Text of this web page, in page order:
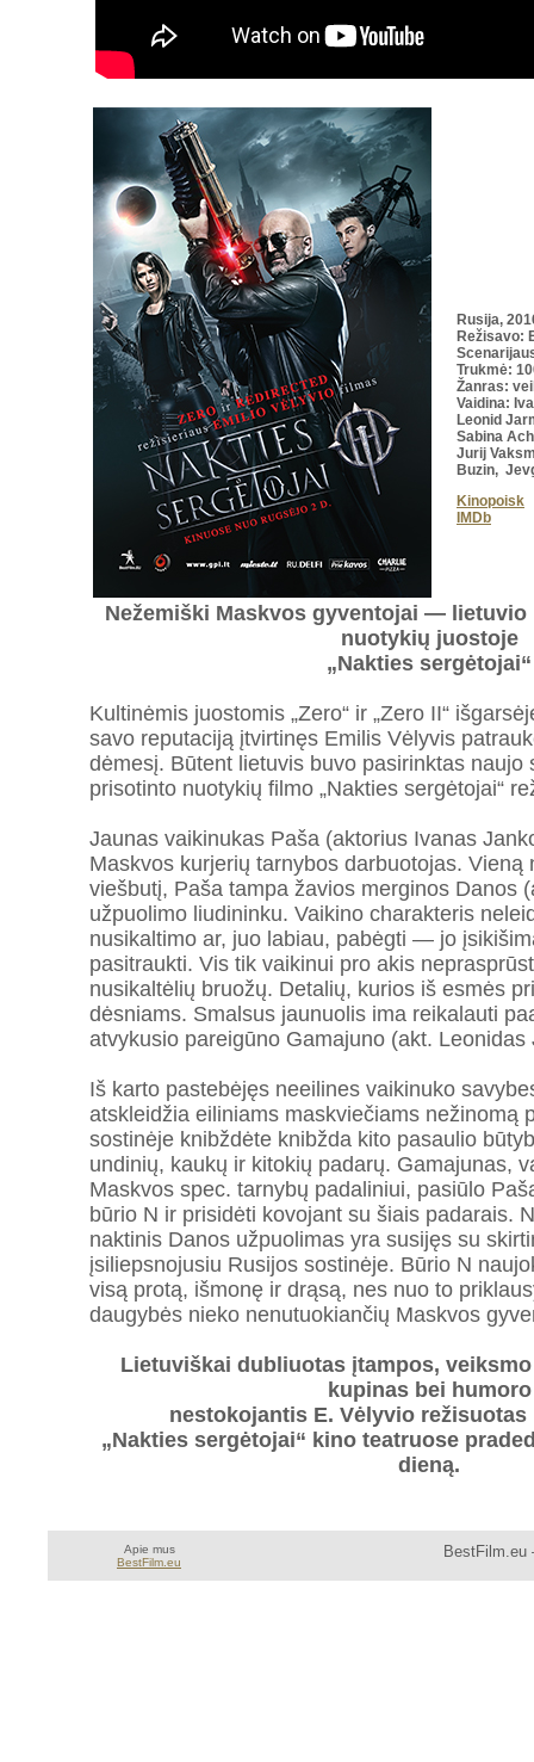
Rusija,
Režisavo:
Trukmė:
Žanras:
Vaidina:
Leonid
Sabina
Jurij
Buzin,
Kinopoisk
IMDb
Nežemiški Maskvos gyventojai — lietuvio
nuotykių juostoje
„Nakties sergėtojai“
Kultinėmis juostomis „Zero“ ir „Zero II“
savo reputaciją įtvirtinęs Emilis Vėlyvis
dėmesį. Būtent lietuvis buvo pasirinktas naujo
prisotinto nuotykių filmo „Nakties sergėtojai“
Jaunas vaikinukas Paša (aktorius Ivanas
Maskvos kurjerių tarnybos darbuotojas. Vieną
viešbutį, Paša tampa žavios merginos Danos
užpuolimo liudininku. Vaikino charakteris
nusikaltimo ar, juo labiau, pabėgti — jo
pasitraukti. Vis tik vaikinui pro akis
nusikaltėlių bruožų. Detalių, kurios iš esmės
dėsniams. Smalsus jaunuolis ima reikalauti
atvykusio pareigūno Gamajuno (akt. Leonidas
Iš karto pastebėjęs neeilines vaikinuko
atskleidžia eiliniams maskviečiams nežinomą
sostinėje knibždėte knibžda kito pasaulio
undinių, kaukų ir kitokių padarų. Gamajunas,
Maskvos spec. tarnybų padaliniui, pasiūlo
būrio N ir prisidėti kovojant su šiais padarais.
naktinis Danos užpuolimas yra susijęs su
įsiliepsnojusiu Rusijos sostinėje. Būrio N
visą protą, išmonę ir drąsą, nes nuo to
daugybės nieko nenutuokiančių Maskvos
Lietuviškai dubliuotas įtampos,
kupinas bei humoro
nestokojantis E. Vėlyvio
„Nakties sergėtojai“ kino teatruose
dieną.
Apie mus
BestFilm.eu